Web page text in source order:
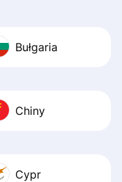
Bułgaria
Chiny
Cypr